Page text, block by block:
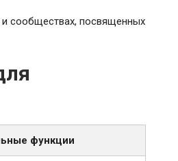
и сообществах, посвященных
функции